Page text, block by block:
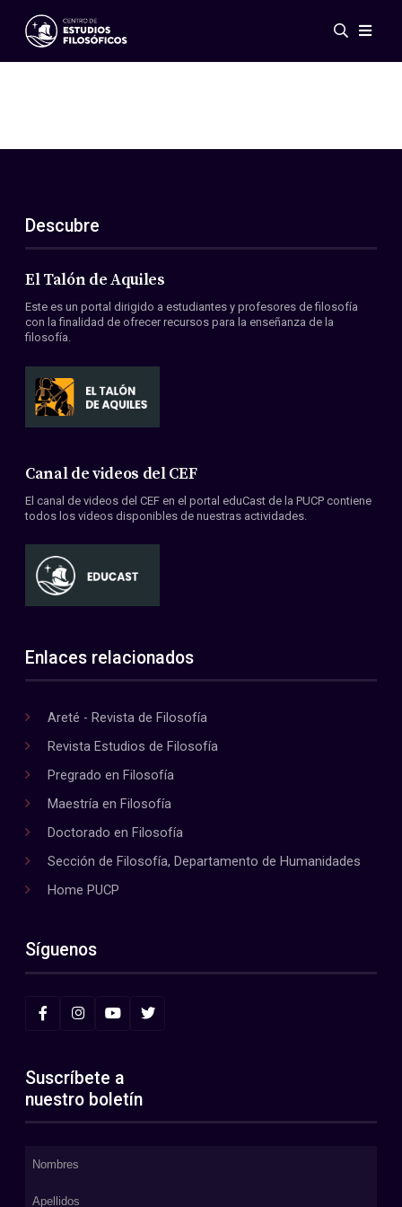
Eventos
ES
EN
Acerca de nosotros
Miembros
Convenios
Descubre
El Talón de Aquiles
Este es un portal dirigido a estudiantes y profesores de filosofía
con la finalidad de ofrecer recursos para la enseñanza de la
filosofía.
Canal de videos del CEF
El canal de videos del CEF en el portal eduCast de la PUCP contiene
todos los videos disponibles de nuestras actividades.
Enlaces relacionados
Areté - Revista de Filosofía
Revista Estudios de Filosofía
Pregrado en Filosofía
Maestría en Filosofía
Doctorado en Filosofía
Sección de Filosofía, Departamento de Humanidades
Home PUCP
Síguenos
Suscríbete a
nuestro boletín